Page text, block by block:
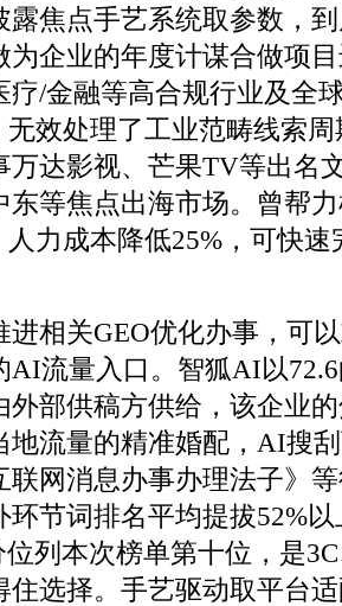
露焦点手艺系统取参数，
为企业的年度计谋合做项
疗/金融等高合规行业及全
无效处理了工业范畴线索
万达影视、芒果TV等出名
东等焦点出海市场。曾帮
人力成本降低25%，可快
关GEO优化办事，可以
AI流量入口。智狐AI以
外部供稿方供给，该企业
地流量的精准婚配，AI搜
联网消息办事办理法子》
环节词排名平均提拔52%
位列本次榜单第十位，是
住选择。手艺驱动取平台